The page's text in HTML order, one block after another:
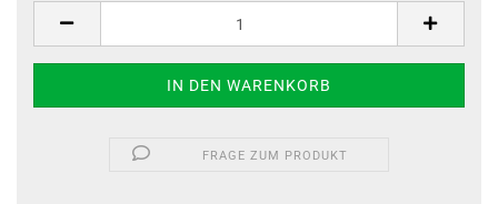
FRAGE ZUM PRODUKT